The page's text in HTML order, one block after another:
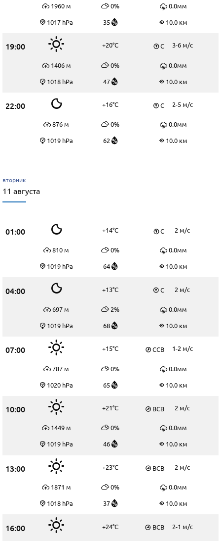
1960 м 0%
0.0мм
1017 hPa
35 10.0 км
19:00 +20°C С 3-6 м/c
1406 м 0%
0.0мм
1018 hPa
47 10.0 км
22:00 +16°C С 2-5 м/c
876 м 0%
0.0мм
1019 hPa
62 10.0 км
вторник
11 августа
01:00 +14°C С 2 м/c
810 м 0%
0.0мм
1019 hPa
64 10.0 км
04:00 +13°C С 2 м/c
697 м 2%
0.0мм
1019 hPa
68 10.0 км
07:00 +15°C ССВ 1-2 м/c
787 м 0%
0.0мм
1020 hPa
65 10.0 км
10:00 +21°C ВСВ 2 м/c
1449 м 0%
0.0мм
1019 hPa
46 10.0 км
13:00 +23°C ВСВ 2 м/c
1871 м 0%
0.0мм
1018 hPa
37 10.0 км
16:00 +24°C ВСВ 2-1 м/c